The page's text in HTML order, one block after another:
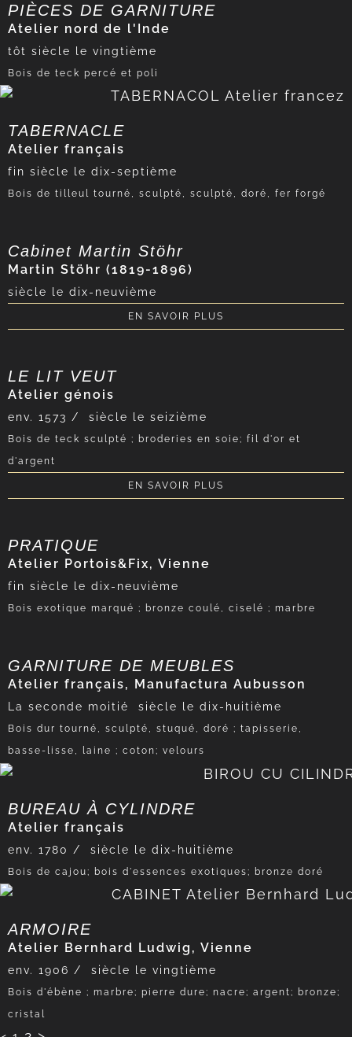
PIÈCES DE GARNITURE
Atelier nord de l'Inde
tôt siècle le vingtième
Bois de teck percé et poli
TABERNACLE
Atelier français
fin siècle le dix-septième
Bois de tilleul tourné, sculpté, sculpté, doré, fer forgé
Cabinet Martin Stöhr
Martin Stöhr (1819-1896)
siècle le dix-neuvième
EN SAVOIR PLUS
LE LIT VEUT
Atelier génois
env. 1573 / siècle le seizième
Bois de teck sculpté ; broderies en soie; fil d'or et
d'argent
EN SAVOIR PLUS
PRATIQUE
Atelier Portois&Fix, Vienne
fin siècle le dix-neuvième
Bois exotique marqué ; bronze coulé, ciselé ; marbre
GARNITURE DE MEUBLES
Atelier français, Manufactura Aubusson
La seconde moitié siècle le dix-huitième
Bois dur tourné, sculpté, stuqué, doré ; tapisserie,
basse-lisse, laine ; coton; velours
BUREAU À CYLINDRE
Atelier français
env. 1780 / siècle le dix-huitième
Bois de cajou; bois d'essences exotiques; bronze doré
ARMOIRE
Atelier Bernhard Ludwig, Vienne
env. 1906 / siècle le vingtième
Bois d'ébène ; marbre; pierre dure; nacre; argent; bronze;
cristal